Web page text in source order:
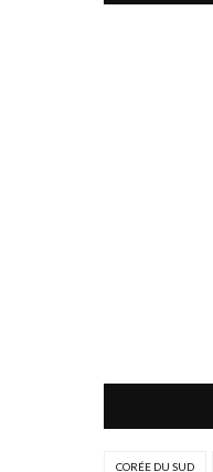
CORÉE DU SUD